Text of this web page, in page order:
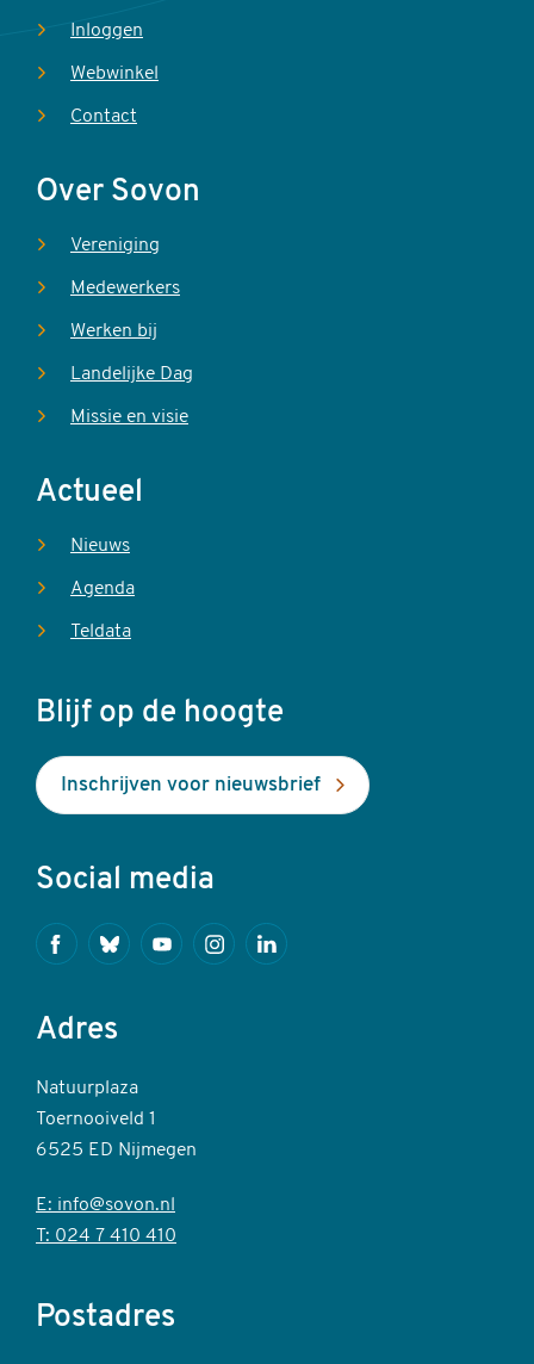
Inloggen
Webwinkel
Contact
Over Sovon
Vereniging
Medewerkers
Werken bij
Landelijke Dag
Missie en visie
Actueel
Nieuws
Agenda
Teldata
Blijf op de hoogte
Inschrijven voor nieuwsbrief
Social media
FacebookBlueskyYoutubeInstagramLinkedin
Adres
Natuurplaza
Toernooiveld 1
6525 ED Nijmegen
E: info@sovon.nl
T: 024 7 410 410
Postadres